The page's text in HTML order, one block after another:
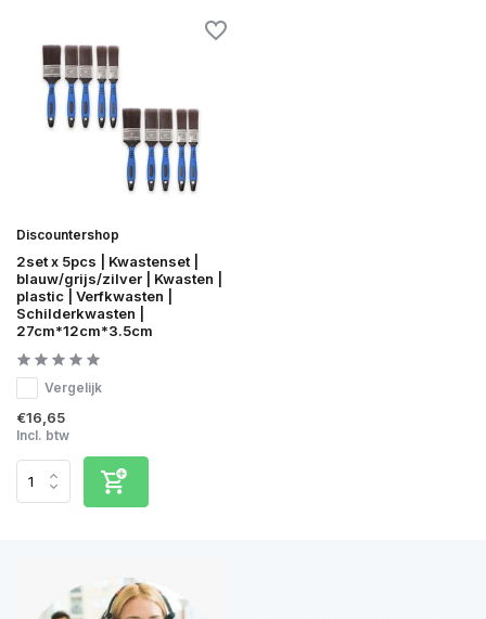
Discountershop
2set x 5pcs | Kwastenset |
blauw/grijs/zilver | Kwasten |
plastic | Verfkwasten |
Schilderkwasten |
27cm*12cm*3.5cm
Vergelijk
€16,65
Incl. btw